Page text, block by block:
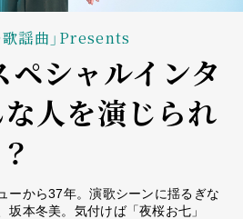
謡曲」Presents
シャルインタ
な人を演じられ
ーから37年。演歌シーンに揺るぎな
坂本冬美。気付けば「夜桜お七」